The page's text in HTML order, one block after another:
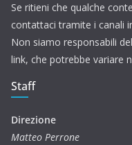
Se ritieni che qualche
contattaci tramite i canali
Non siamo responsabili
link, che potrebbe variare
Staff
Direzione
Matteo Perrone